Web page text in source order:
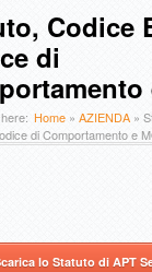
Codice
di
Home » AZIENDA »
di Comportamento e
lo Statuto di APT